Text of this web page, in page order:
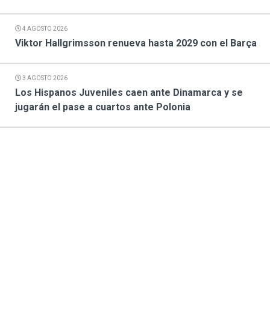
4 AGOSTO 2026
Viktor Hallgrimsson renueva hasta 2029 con el Barça
3 AGOSTO 2026
Los Hispanos Juveniles caen ante Dinamarca y se
jugarán el pase a cuartos ante Polonia